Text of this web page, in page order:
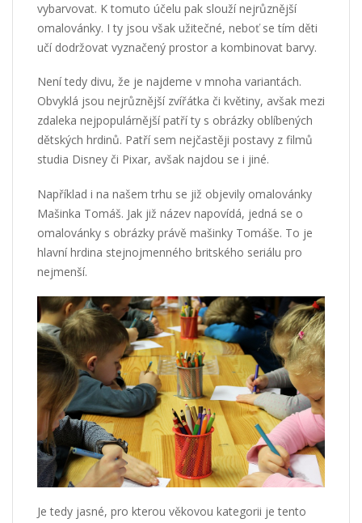
vybarvovat. K tomuto účelu pak slouží nejrůznější
omalovánky. I ty jsou však užitečné, neboť se tím děti
učí dodržovat vyznačený prostor a kombinovat barvy.
Není tedy divu, že je najdeme v mnoha variantách.
Obvyklá jsou nejrůznější zvířátka či květiny, avšak mezi
zdaleka nejpopulárnější patří ty s obrázky oblíbených
dětských hrdinů. Patří sem nejčastěji postavy z filmů
studia Disney či Pixar, avšak najdou se i jiné.
Například i na našem trhu se již objevily omalovánky
Mašinka Tomáš. Jak již název napovídá, jedná se o
omalovánky s obrázky právě mašinky Tomáše. To je
hlavní hrdina stejnojmenného britského seriálu pro
nejmenší.
Je tedy jasné, pro kterou věkovou kategorii je tento